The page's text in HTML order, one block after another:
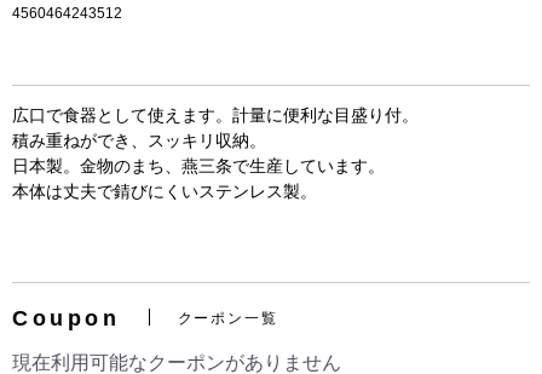
お買い物を続ける
4560464243512
広口で食器として使えます。計量に便利な目盛り付。
積み重ねができ、スッキリ収納。
日本製。金物のまち、燕三条で生産しています。
本体は丈夫で錆びにくいステンレス製。
Coupon クーポン一覧
現在利用可能なクーポンがありません